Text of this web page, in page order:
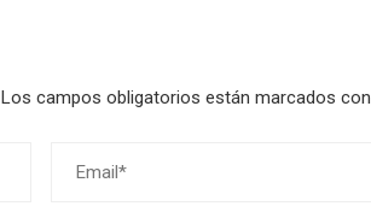
Los campos obligatorios están marcados con